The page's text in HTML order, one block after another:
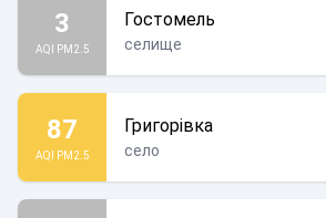
3
AQI PM2.5
Гостомель
селище
87
AQI PM2.5
Григорівка
село